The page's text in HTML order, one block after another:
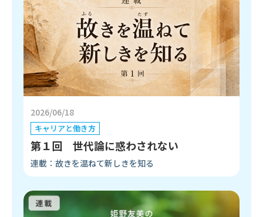
2026/06/18
キャリアと働き方
第１回 世代論に惑わされない
連載：故きを温ねて新しきを知る